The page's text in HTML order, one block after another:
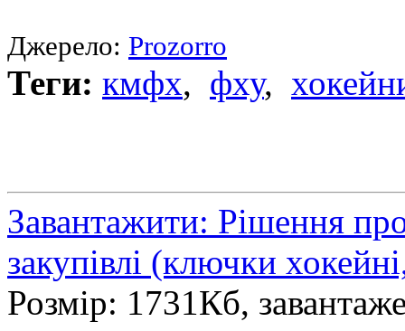
Джерело: Prozorro
Теги: кмфх, фху,
Завантажити: Рішення
закупівлі (ключки
Розмір: 1731Кб,